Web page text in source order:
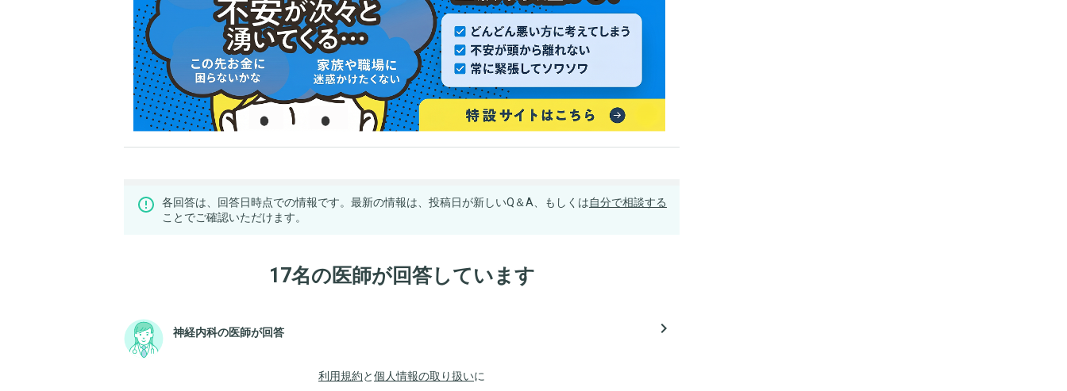
各回答は、回答日時点での情報です。最新の情報は、投稿日が新しいQ＆A、もしくは自分で相談する
ことでご確認いただけます。
17名の医師が回答しています
神経内科の医師が回答 navigate_next
利用規約と個人情報の取り扱いに